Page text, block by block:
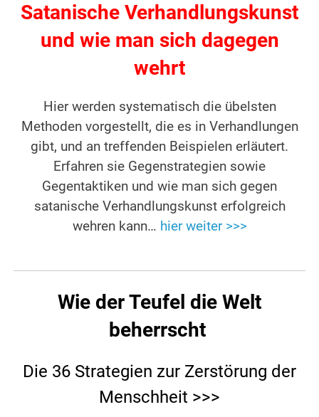
Satanische Verhandlungskunst
und wie man sich dagegen
wehrt
Hier werden systematisch die übelsten
Methoden vorgestellt, die es in Verhandlungen
gibt, und an treffenden Beispielen erläutert.
Erfahren sie Gegenstrategien sowie
Gegentaktiken und wie man sich gegen
satanische Verhandlungskunst erfolgreich
wehren kann… hier weiter >>>
Wie der Teufel die Welt
beherrscht
Die 36 Strategien zur Zerstörung der
Menschheit >>>